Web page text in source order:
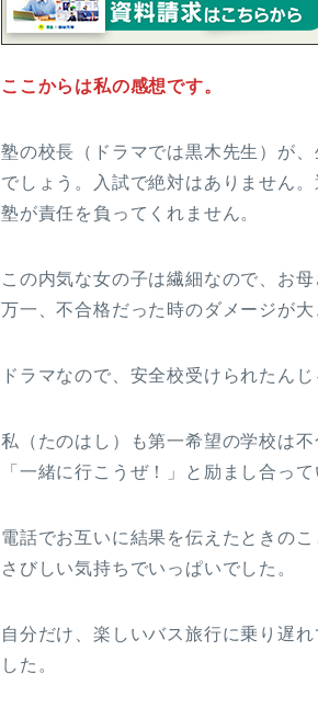
ここからは私の感想です。
塾の校長（ドラマでは黒木先生）が
でしょう。入試で絶対はありません
塾が責任を負ってくれません。
この内気な女の子は繊細なので、お
万一、不合格だった時のダメージが大
ドラマなので、安全校受けられたん
私（たのはし）も第一希望の学校は
「一緒に行こうぜ！」と励まし合って
電話でお互いに結果を伝えたときの
さびしい気持ちでいっぱいでした。
自分だけ、楽しいバス旅行に乗り遅
した。